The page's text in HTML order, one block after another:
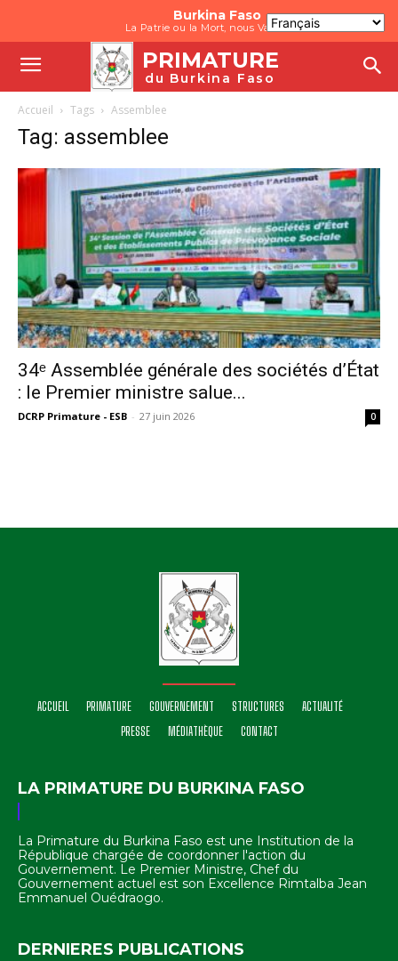
Burkina Faso
La Patrie ou la Mort, nous Vaincrons
PRIMATURE
du Burkina Faso
Accueil Tags Assemblee
Tag: assemblee
34ᵉ Assemblée générale des sociétés d’État
: le Premier ministre salue...
DCRP Primature - ESB - 27 juin 2026 0
ACCUEIL PRIMATURE GOUVERNEMENT STRUCTURES
ACTUALITÉ
PRESSE
MÉDIATHÈQUE CONTACT
LA PRIMATURE DU BURKINA FASO
La Primature du Burkina Faso est une Institution de la
République chargée de coordonner l'action du
Gouvernement. Le Premier Ministre, Chef du
Gouvernement actuel est son Excellence Rimtalba Jean
Emmanuel Ouédraogo.
DERNIERES PUBLICATIONS